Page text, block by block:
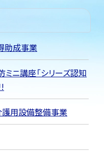
助成事業
ミニ講座「シリーズ認知
用設備整備事業